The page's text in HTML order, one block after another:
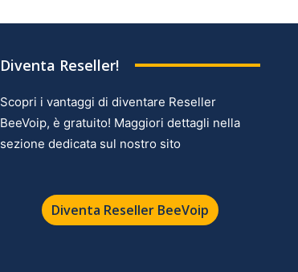
Diventa Reseller!
Scopri i vantaggi di diventare Reseller
BeeVoip, è gratuito! Maggiori dettagli nella
sezione dedicata sul nostro sito
Diventa Reseller BeeVoip